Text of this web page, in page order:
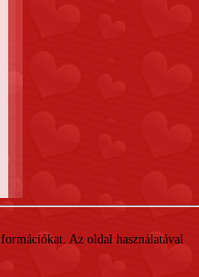
Az oldal használatával